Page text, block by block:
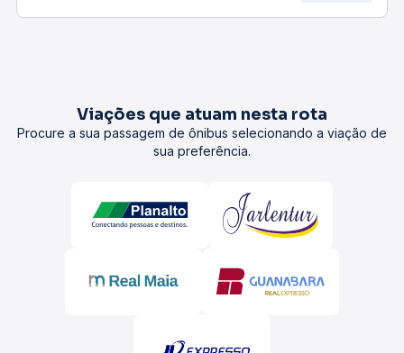
Viações que atuam nesta rota
Procure a sua passagem de ônibus selecionando a viação de
sua preferência.